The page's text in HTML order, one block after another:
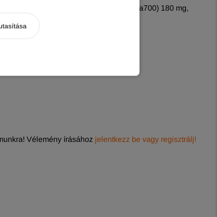
1 500 NE, E-vitamin (alfa-tokoferol 3a700) 180 mg,
1,0%.
Vélemény írásához jelentkezz be vagy regisztrálj!